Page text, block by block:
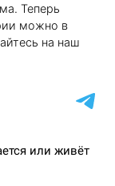
Теперь
можно в
на наш